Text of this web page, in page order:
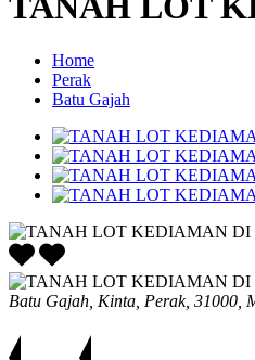
Home
Perak
Batu Gajah
Batu Gajah, Kinta, Perak, 31000,